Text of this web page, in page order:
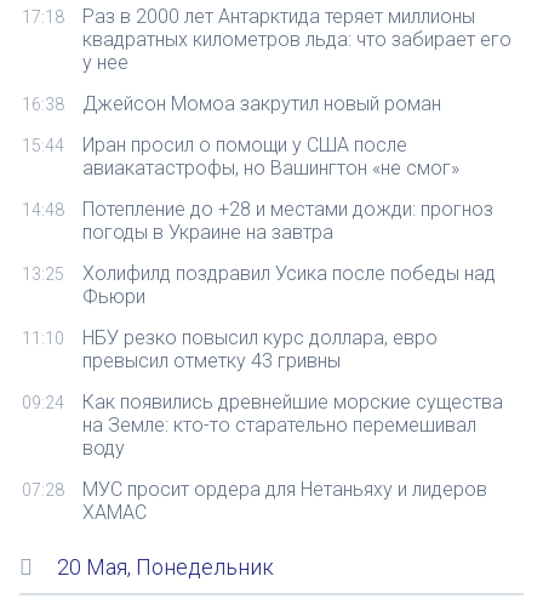
17:18
Раз в 2000 лет Антарктида теряет миллионы
квадратных километров льда: что забирает его
у нее
16:38 Джейсон Момоа закрутил новый роман
15:44
Иран просил о помощи у США после
авиакатастрофы, но Вашингтон «не смог»
14:48
Потепление до +28 и местами дожди: прогноз
погоды в Украине на завтра
13:25
Холифилд поздравил Усика после победы над
Фьюри
11:10
НБУ резко повысил курс доллара, евро
превысил отметку 43 гривны
09:24
Как появились древнейшие морские существа
на Земле: кто-то старательно перемешивал
воду
07:28
МУС просит ордера для Нетаньяху и лидеров
ХАМАС
20 Мая, Понедельник